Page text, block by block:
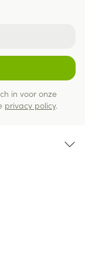
in voor onze
privacy policy.